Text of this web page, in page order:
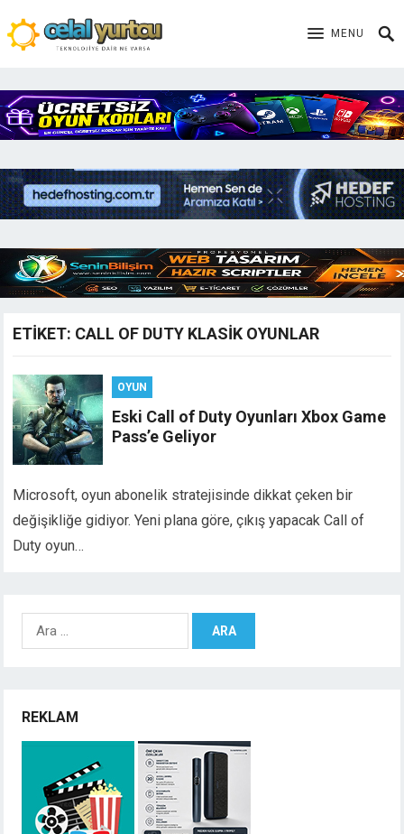
MENU
ETIKET: CALL OF DUTY KLASIK OYUNLAR
OYUN
Eski Call of Duty Oyunları Xbox Game
Pass’e Geliyor
Microsoft, oyun abonelik stratejisinde dikkat çeken bir
değişikliğe gidiyor. Yeni plana göre, çıkış yapacak Call of
Duty oyun…
Arama:
REKLAM